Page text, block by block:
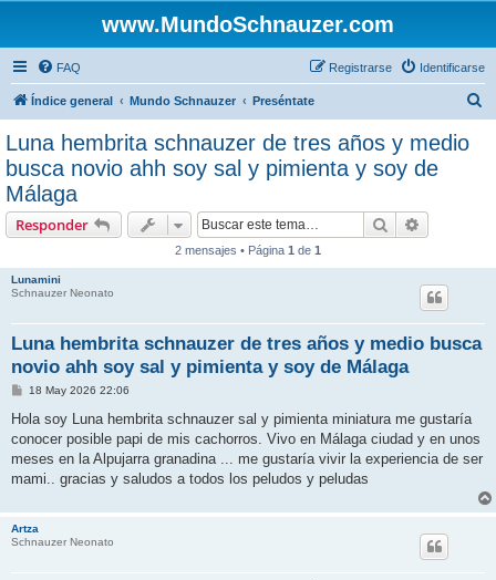
www.MundoSchnauzer.com
FAQ Identificarse
Registrarse
Índice general Mundo Schnauzer Preséntate
Luna hembrita schnauzer de tres años y medio
busca novio ahh soy sal y pimienta y soy de
Málaga
Responder Buscar
2 mensajes • Página 1 de 1
Lunamini
Schnauzer Neonato
Luna hembrita schnauzer de tres años y medio busca
novio ahh soy sal y pimienta y soy de Málaga
M
n
a
j
18 May 2026 22:06
Hola soy Luna hembrita schnauzer sal y pimienta miniatura me gustaría
conocer posible papi de mis cachorros. Vivo en Málaga ciudad y en unos
meses en la Alpujarra granadina ... me gustaría vivir la experiencia de ser
mami.. gracias y saludos a todos los peludos y peludas
Artza
Schnauzer Neonato